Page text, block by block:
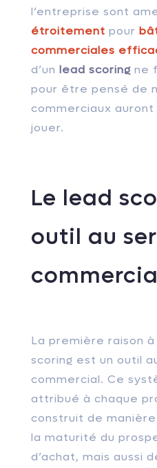
l’entreprise sont
étroitement pour
commerciales
d’un lead scoring ne
pour être pensé de
commerciaux
jouer.
Le lead
outil au
La première raison
scoring est un outil
commercial. Ce
attribué à chaque
construit de
la maturité du
d’achat, mais aussi